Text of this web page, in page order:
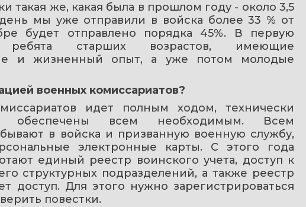
такая же, какая была в прошлом году - около 3,5
мы уже отправили в войска более 33 % от
будет отправлено порядка 45%. В первую
ребята старших возрастов, имеющие
и жизненный опыт, а уже потом молодые
военных комиссариатов?
идет полным ходом, технически
обеспечены всем необходимым. Всем
в войска и призванную военную службу,
электронные карты. С этого года
единый реестр воинского учета, доступ к
структурных подразделений, а также реестр
доступ. Для этого нужно зарегистрироваться
повестки.